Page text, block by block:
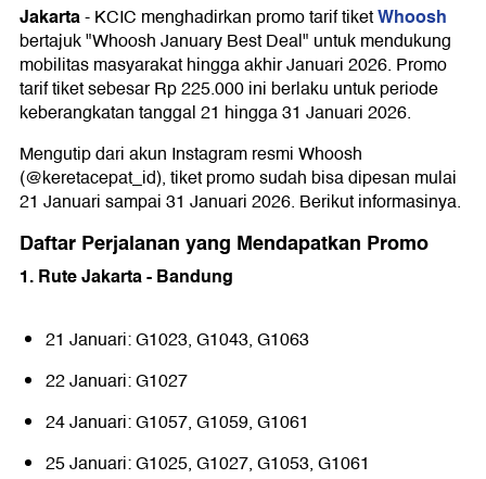
Jakarta-KCIC menghadirkan promo tarif tiketWhoosh
bertajuk "Whoosh January Best Deal" untuk mendukung
mobilitas masyarakat hingga akhir Januari 2026. Promo
tarif tiket sebesar Rp 225.000 ini berlaku untuk periode
keberangkatan tanggal 21 hingga 31 Januari 2026.
Mengutip dari akun Instagram resmi Whoosh
(@keretacepat_id), tiket promo sudah bisa dipesan mulai
21 Januari sampai 31 Januari 2026. Berikut informasinya.
Daftar Perjalanan yang Mendapatkan Promo
1. Rute Jakarta - Bandung
21 Januari: G1023, G1043, G1063
22 Januari: G1027
24 Januari: G1057, G1059, G1061
25 Januari: G1025, G1027, G1053, G1061